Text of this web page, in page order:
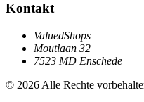
Kontakt
ValuedShops
Moutlaan 32
7523 MD Enschede
© 2026 Alle Rechte